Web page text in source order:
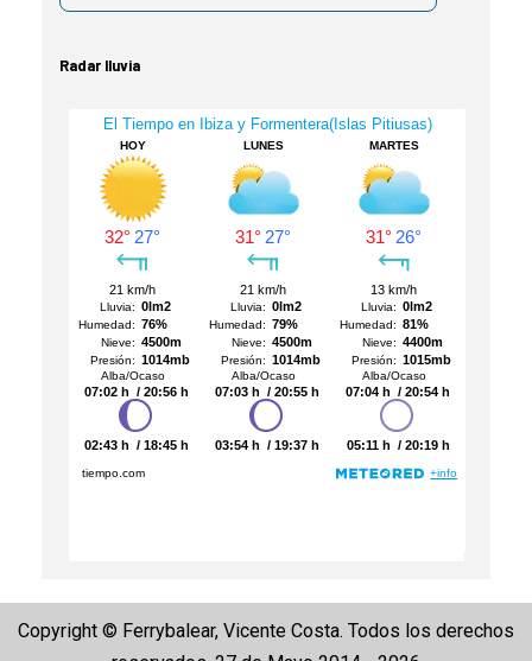
Radar lluvia
Copyright © Ferrybalear, Vicente Costa. Todos los derechos